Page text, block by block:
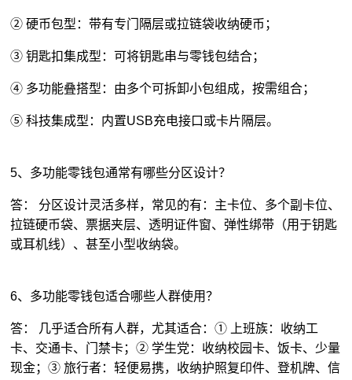
② 硬币包型：带有专门隔层或拉链袋收纳硬币；
③ 钥匙扣集成型：可将钥匙串与零钱包结合；
④ 多功能叠搭型：由多个可拆卸小包组成，按需组合；
⑤ 科技集成型：内置USB充电接口或卡片隔层。
5、多功能零钱包通常有哪些分区设计？
答： 分区设计灵活多样，常见的有：主卡位、多个副卡位、
拉链硬币袋、票据夹层、透明证件窗、弹性绑带（用于钥匙
或耳机线）、甚至小型收纳袋。
6、多功能零钱包适合哪些人群使用？
答： 几乎适合所有人群，尤其适合：① 上班族：收纳工
卡、交通卡、门禁卡；② 学生党：收纳校园卡、饭卡、少量
现金；③ 旅行者：轻便易携，收纳护照复印件、登机牌、信